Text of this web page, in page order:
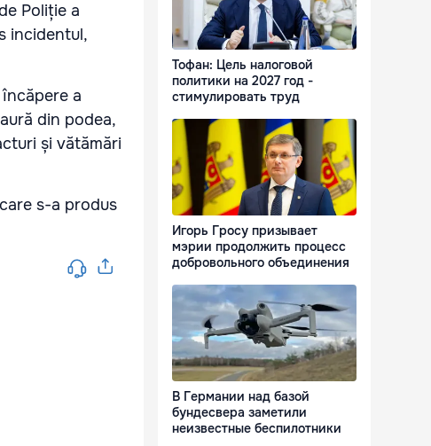
Poliție a
incidentul,
a
din podea,
și vătămări
s-a produs
Тофан: Цель налоговой
политики на 2027 год -
стимулировать труд
Игорь Гросу призывает
мэрии продолжить процесс
добровольного объединения
В Германии над базой
бундесвера заметили
неизвестные беспилотники